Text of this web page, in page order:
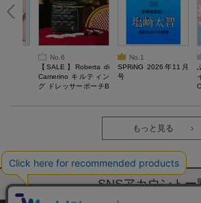
No.6
【SALE】Roberta di
Camerino キルティン
グ ドレッサーポーチB
No.1
SPRiNG 2026年11月
号
もっと見る
SNSアカウントー